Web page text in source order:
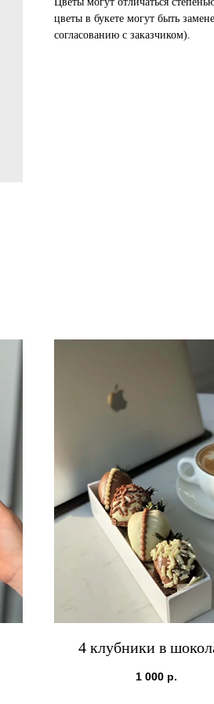
цветы в букете могут быть
согласованию с заказчиком).
4 клубники в
1 000 р.